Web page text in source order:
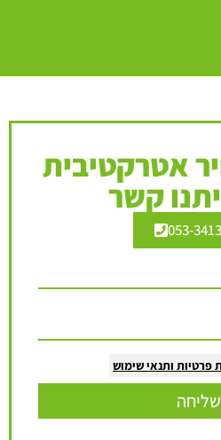
אטרקטיבית
קשר
053-
פרטיות ותנאי שימוש
שליחה